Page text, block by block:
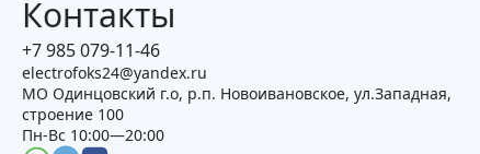
Контакты
+7 985 079-11-46
electrofoks24@yandex.ru
МО Одинцовский г.о, р.п. Новоивановское, ул.Западная,
строение 100
Пн-Вс 10:00—20:00